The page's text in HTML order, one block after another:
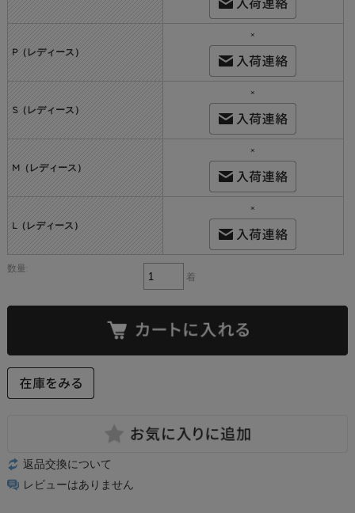
P（レディース）
×
S（レディース）
×
M（レディース）
×
L（レディース）
×
数量:
着
返品交換について
レビューはありません